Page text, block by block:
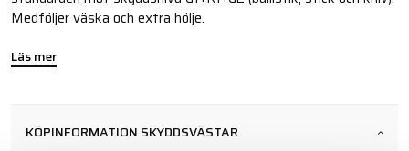
Medföljer väska och extra hölje.
Läs mer
KÖPINFORMATION SKYDDSVÄSTAR